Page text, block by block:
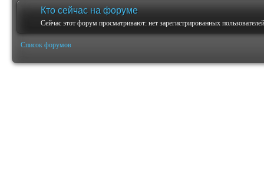
Кто сейчас на форуме
Сейчас этот форум просматривают: нет зарегистрированных
Список форумов